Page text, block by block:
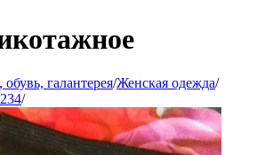
галантерея/Женская одежда/
/